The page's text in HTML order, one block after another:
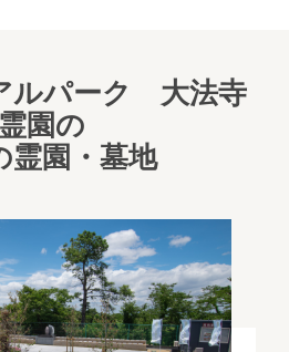
ルパーク 大法寺
霊園の
霊園・墓地